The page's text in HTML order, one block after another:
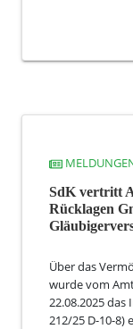
SdK vertritt
Rücklagen
Über das
wurde vom
22.08.2025
212/25 D-10-